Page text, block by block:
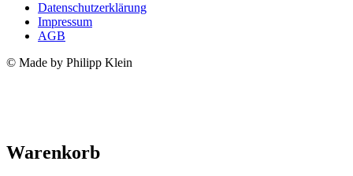
Datenschutzerklärung
Impressum
AGB
© Made by Philipp Klein
Warenkorb